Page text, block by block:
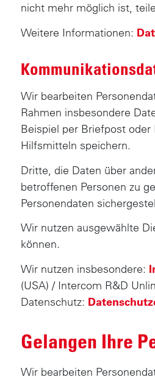
nicht mehr möglich ist,
Weitere Informationen:
Wir bearbeiten
Rahmen insbesondere
Beispiel per Briefpost
Hilfsmitteln speichern.
Dritte, die Daten über
betroffenen Personen zu
Personendaten
Wir nutzen ausgewählte
können.
Wir nutzen insbesondere:
(USA) / Intercom R&D
Datenschutz:
Gelangen Ihre
Wir bearbeiten